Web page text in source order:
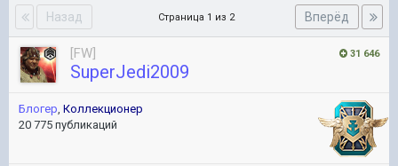
Назад Вперёд
Страница 1 из 2
31 646
[FW]
SuperJedi2009
Блогер, Коллекционер
20 775 публикаций